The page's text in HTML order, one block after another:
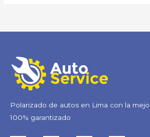
Polarizado de autos en Lima con la
100% garantizado